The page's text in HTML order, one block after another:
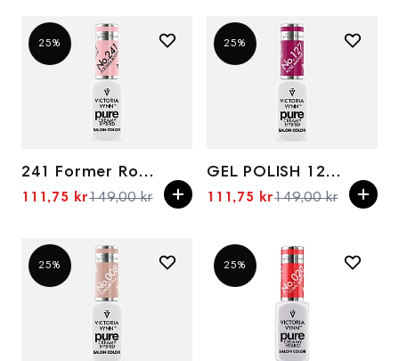
25%
241 Former Rouge 8ml Pure creamy hybrid
Spesialpris
111,75 kr149,00 kr
25%
GEL POLISH 127 ROSE MADDER 8ml
Spesialpris
111,75 kr149,00 kr
25% 25%